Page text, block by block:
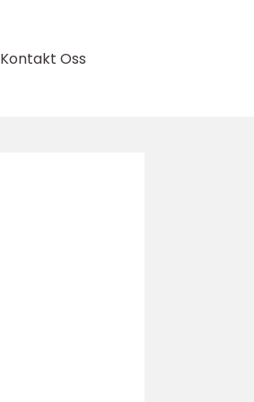
Kontakt Oss